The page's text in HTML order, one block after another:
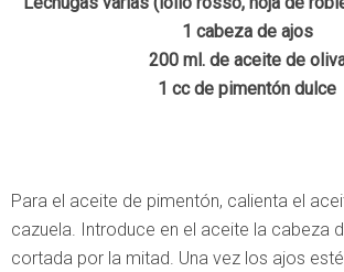
1 cabeza de ajos
200 ml. de aceite de
1 cc de pimentón dulce
Para el aceite de pimentón, calienta el
cazuela. Introduce en el aceite la cabeza
cortada por la mitad. Una vez los ajos